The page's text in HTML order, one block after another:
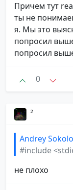
Причем тут
ты не
я. Мы это
попросил
попросил
0
²
Andrey
#include
не плохо